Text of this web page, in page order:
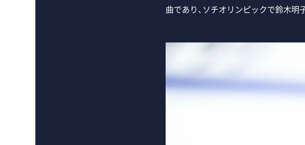
曲であり、ソチオリンピックで鈴木明